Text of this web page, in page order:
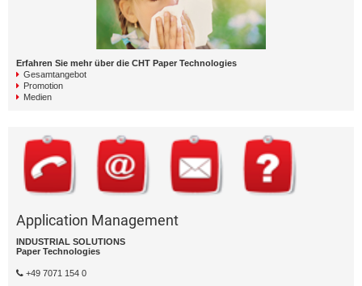
Erfahren Sie mehr über die CHT Paper Technologies
Gesamtangebot
Promotion
Medien
Application Management
INDUSTRIAL SOLUTIONS
Paper Technologies
+49 7071 154 0